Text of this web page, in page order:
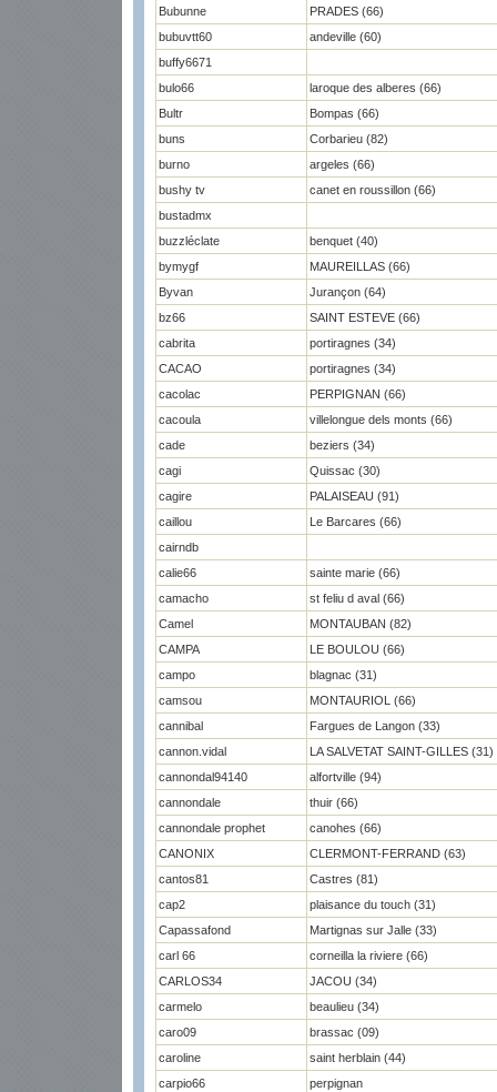
Bubunne
PRADES (66)
bubuvtt60
andeville (60)
buffy6671
bulo66
laroque des alberes (66)
Bultr
Bompas (66)
buns
Corbarieu (82)
burno
argeles (66)
bushy tv
canet en roussillon (66)
bustadmx
buzzléclate
benquet (40)
bymygf
MAUREILLAS (66)
Byvan
Jurançon (64)
bz66
SAINT ESTEVE (66)
cabrita
portiragnes (34)
CACAO
portiragnes (34)
cacolac
PERPIGNAN (66)
cacoula
villelongue dels monts (66)
cade
beziers (34)
cagi
Quissac (30)
cagire
PALAISEAU (91)
caillou
Le Barcares (66)
cairndb
calie66
sainte marie (66)
camacho
st feliu d aval (66)
Camel
MONTAUBAN (82)
CAMPA
LE BOULOU (66)
campo
blagnac (31)
camsou
MONTAURIOL (66)
cannibal
Fargues de Langon (33)
cannon.vidal
LA SALVETAT SAINT-GILLES (31)
cannondal94140
alfortville (94)
cannondale
thuir (66)
cannondale prophet
canohes (66)
CANONIX
CLERMONT-FERRAND (63)
cantos81
Castres (81)
cap2
plaisance du touch (31)
Capassafond
Martignas sur Jalle (33)
carl 66
corneilla la riviere (66)
CARLOS34
JACOU (34)
carmelo
beaulieu (34)
caro09
brassac (09)
caroline
saint herblain (44)
carpio66
perpignan